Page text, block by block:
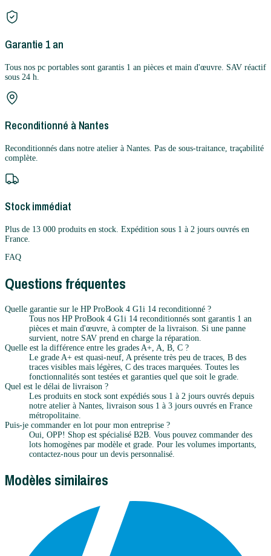
Garantie 1 an
Tous nos pc portables sont garantis 1 an pièces et main d'œuvre. SAV réactif
sous 24 h.
Reconditionné à Nantes
Reconditionnés dans notre atelier à Nantes. Pas de sous-traitance, traçabilité
complète.
Stock immédiat
Plus de 13 000 produits en stock. Expédition sous 1 à 2 jours ouvrés en
France.
FAQ
Questions fréquentes
Quelle garantie sur le HP ProBook 4 G1i 14 reconditionné ?
Tous nos HP ProBook 4 G1i 14 reconditionnés sont garantis 1 an
pièces et main d'œuvre, à compter de la livraison. Si une panne
survient, notre SAV prend en charge la réparation.
Quelle est la différence entre les grades A+, A, B, C ?
Le grade A+ est quasi-neuf, A présente très peu de traces, B des
traces visibles mais légères, C des traces marquées. Toutes les
fonctionnalités sont testées et garanties quel que soit le grade.
Quel est le délai de livraison ?
Les produits en stock sont expédiés sous 1 à 2 jours ouvrés depuis
notre atelier à Nantes, livraison sous 1 à 3 jours ouvrés en France
métropolitaine.
Puis-je commander en lot pour mon entreprise ?
Oui, OPP! Shop est spécialisé B2B. Vous pouvez commander des
lots homogènes par modèle et grade. Pour les volumes importants,
contactez-nous pour un devis personnalisé.
Modèles similaires